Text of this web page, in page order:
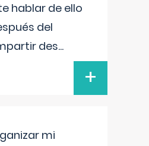
hablar de ello
del
des...
+
mi